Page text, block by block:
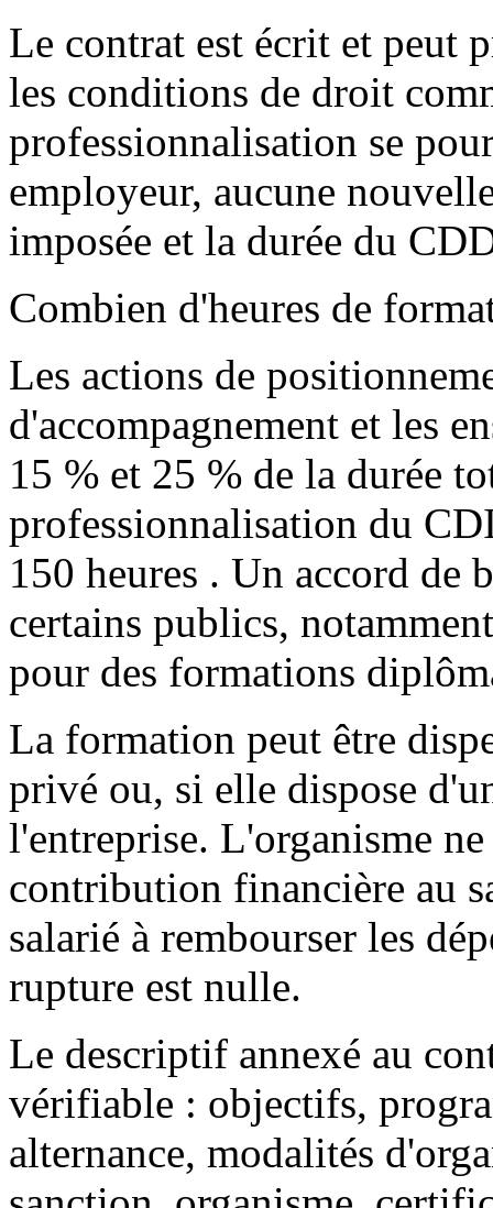
Le contrat est écrit et peut
les conditions de droit
professionnalisation se
employeur, aucune
imposée et la durée du
Combien d'heures de
Les actions de
d'accompagnement et les
15 % et 25 % de la durée
professionnalisation du
150 heures . Un accord de
certains publics,
pour des formations
La formation peut être
privé ou, si elle dispose
l'entreprise. L'organisme
contribution financière au
salarié à rembourser les
rupture est nulle.
Le descriptif annexé au
vérifiable : objectifs,
alternance, modalités